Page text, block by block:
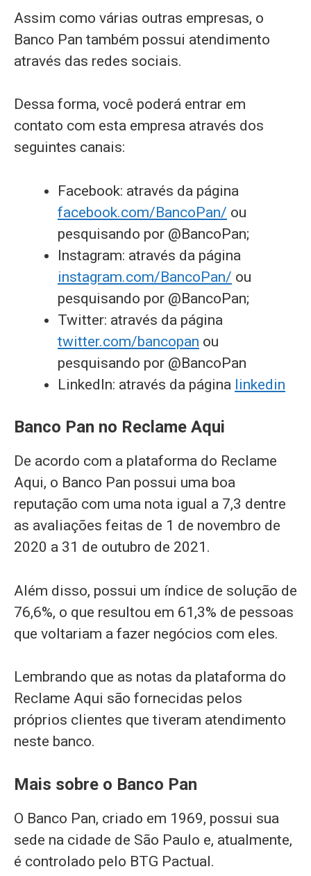
Assim como várias outras empresas, o
Banco Pan também possui atendimento
através das redes sociais.
Dessa forma, você poderá entrar em
contato com esta empresa através dos
seguintes canais:
Facebook: através da página
facebook.com/BancoPan/ ou
pesquisando por @BancoPan;
Instagram: através da página
instagram.com/BancoPan/ ou
pesquisando por @BancoPan;
Twitter: através da página
twitter.com/bancopan ou
pesquisando por @BancoPan
LinkedIn: através da página linkedin
Banco Pan no Reclame Aqui
De acordo com a plataforma do Reclame
Aqui, o Banco Pan possui uma boa
reputação com uma nota igual a 7,3 dentre
as avaliações feitas de 1 de novembro de
2020 a 31 de outubro de 2021.
Além disso, possui um índice de solução de
76,6%, o que resultou em 61,3% de pessoas
que voltariam a fazer negócios com eles.
Lembrando que as notas da plataforma do
Reclame Aqui são fornecidas pelos
próprios clientes que tiveram atendimento
neste banco.
Mais sobre o Banco Pan
O Banco Pan, criado em 1969, possui sua
sede na cidade de São Paulo e, atualmente,
é controlado pelo BTG Pactual.